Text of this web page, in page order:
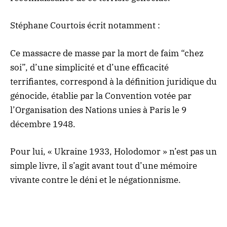
Stéphane Courtois écrit notamment :
Ce massacre de masse par la mort de faim “chez
soi”, d’une simplicité et d’une efficacité
terrifiantes, correspond à la définition juridique du
génocide, établie par la Convention votée par
l’Organisation des Nations unies à Paris le 9
décembre 1948.
Pour lui, « Ukraine 1933, Holodomor » n’est pas un
simple livre, il s’agit avant tout d’une mémoire
vivante contre le déni et le négationnisme.